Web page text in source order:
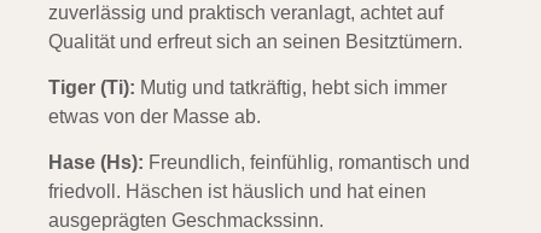
zuverlässig und praktisch veranlagt, achtet auf
Qualität und erfreut sich an seinen Besitztümern.
Tiger (Ti): Mutig und tatkräftig, hebt sich immer
etwas von der Masse ab.
Hase (Hs): Freundlich, feinfühlig, romantisch und
friedvoll. Häschen ist häuslich und hat einen
ausgeprägten Geschmackssinn.